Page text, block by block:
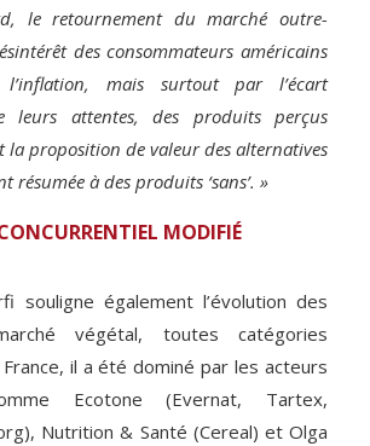
le retournement du marché outre-
des consommateurs américains
l’inflation, mais surtout par l’écart
leurs attentes, des produits perçus
la proposition de valeur des alternatives
résumée à des produits ‘sans’. »
MODIFIÉ
souligne également l’évolution des
végétal, toutes catégories
il a été dominé par les acteurs
Ecotone (Evernat, Tartex,
Nutrition & Santé (Cereal) et Olga